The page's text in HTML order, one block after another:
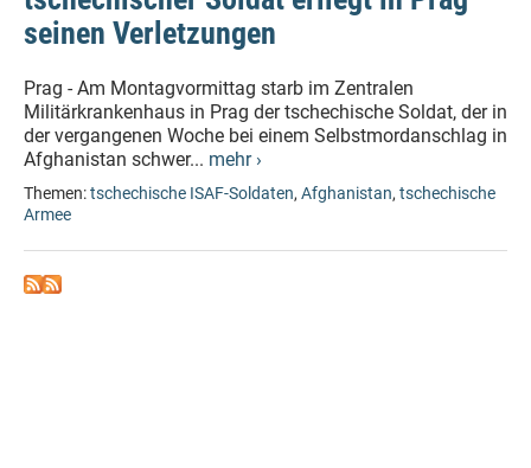
seinen Verletzungen
Prag - Am Montagvormittag starb im Zentralen
Militärkrankenhaus in Prag der tschechische Soldat, der in
der vergangenen Woche bei einem Selbstmordanschlag in
Afghanistan schwer... mehr ›
Themen:tschechische ISAF-Soldaten, Afghanistan, tschechische
Armee